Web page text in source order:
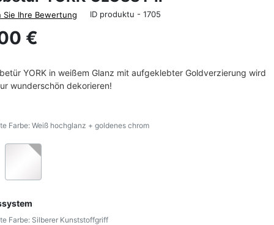
Sie Ihre Bewertung ID produktu - 1705
€
YORK in weißem Glanz mit aufgeklebter Goldverzierung wird
wunderschön dekorieren!
Farbe: Weiß hochglanz + goldenes chrom
hochglanz + goldenes chrom
Farbe: Silberer Kunststoffgriff